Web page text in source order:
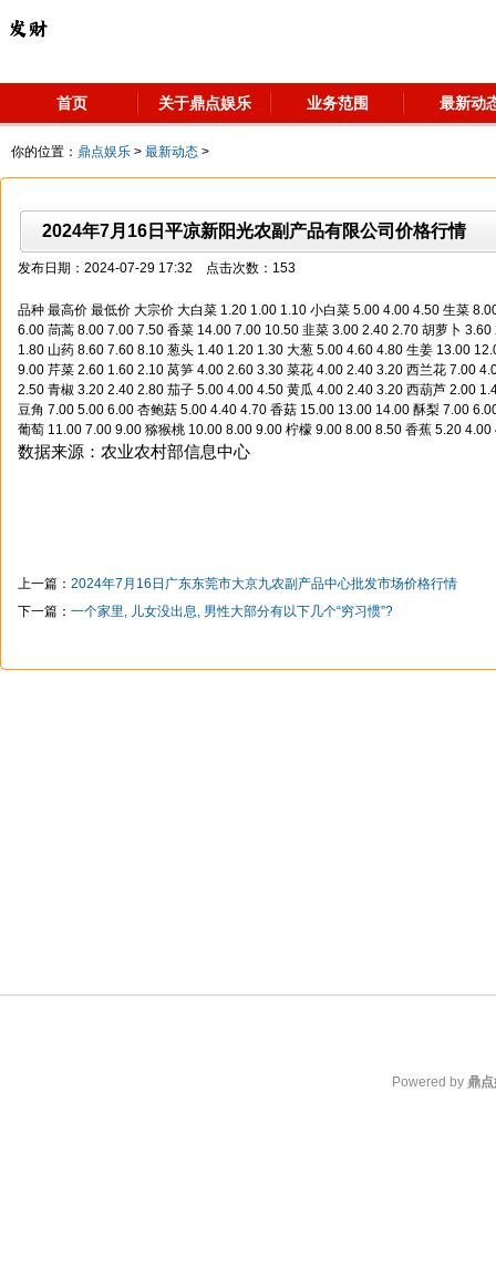
首页 关于鼎点娱乐 业务范围 最新动
你的位置： 鼎点娱乐 > 最新动态 >
2024年7月16日平凉新阳光农副产品有限公司价格行情
发布日期：2024-07-29 17:32 点击次数：153
品种 最高价 最低价 大宗价 大白菜 1.20 1.00 1.10 小白菜 5.00 4.00 4.50 生菜
6.00 茼蒿 8.00 7.00 7.50 香菜 14.00 7.00 10.50 韭菜 3.00 2.40 2.70 胡萝卜
1.80 山药 8.60 7.60 8.10 葱头 1.40 1.20 1.30 大葱 5.00 4.60 4.80 生姜 13.00
9.00 芹菜 2.60 1.60 2.10 莴笋 4.00 2.60 3.30 菜花 4.00 2.40 3.20 西兰花 7.00
2.50 青椒 3.20 2.40 2.80 茄子 5.00 4.00 4.50 黄瓜 4.00 2.40 3.20 西葫芦 2.00
豆角 7.00 5.00 6.00 杏鲍菇 5.00 4.40 4.70 香菇 15.00 13.00 14.00 酥梨 7.00
葡萄 11.00 7.00 9.00 猕猴桃 10.00 8.00 9.00 柠檬 9.00 8.00 8.50 香蕉 5.20
数据来源：农业农村部信息中心
上一篇： 2024年7月16日广东东莞市大京九农副产品中心批发市场价格行情
下一篇： 一个家里, 儿女没出息, 男性大部分有以下几个“穷习惯”?
Powered by 鼎